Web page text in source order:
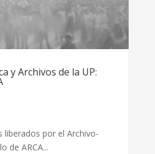
y Archivos de la UP:
liberados por el Archivo-
de ARCA...